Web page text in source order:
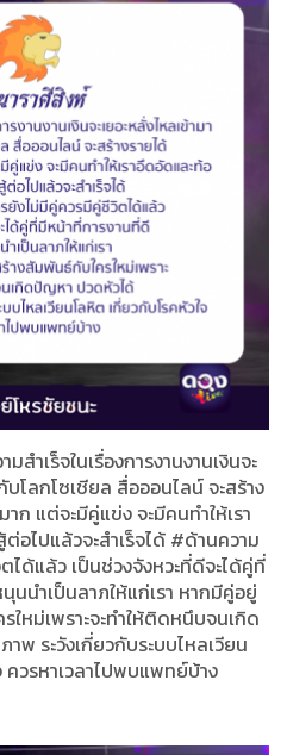
สำเร็จในเรื่องการงานงานเงินจะ
บโลกโซเชียล สื่อออนไลน์ จะสร้าง
ก แต่จะมีคู่แข่ง จะมีคนทำให้เรา
อไปแล้วจะสำเร็จได้ #ด้านความ
ได้แล้ว เป็นช่วงจังหวะที่ดีจะได้คู่ที่
นนำเป็นลาภให้แก่เรา หากมีคู่อยู่
ใหม่เพราะจะทำให้ติดหนึบจนเกิด
ระวังเกี่ยวกับระบบไหลเวียน
ควรหาเวลาไปพบแพทย์บ้าง